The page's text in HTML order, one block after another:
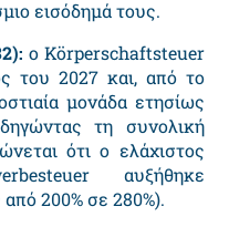
εισόδημά τους.
ο Körperschaftsteuer
του 2027 και, από το
μονάδα ετησίως
τη συνολική
ότι ο ελάχιστος
αυξήθηκε
200% σε 280%).